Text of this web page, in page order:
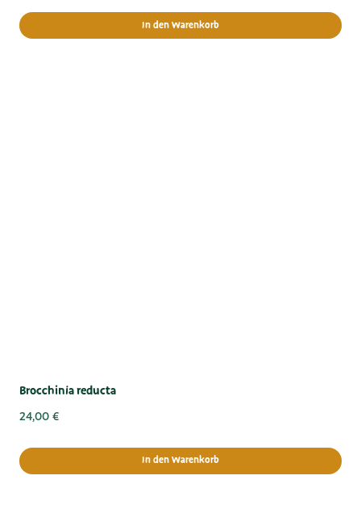
In den Warenkorb
Brocchinia reducta
24,00 €
In den Warenkorb